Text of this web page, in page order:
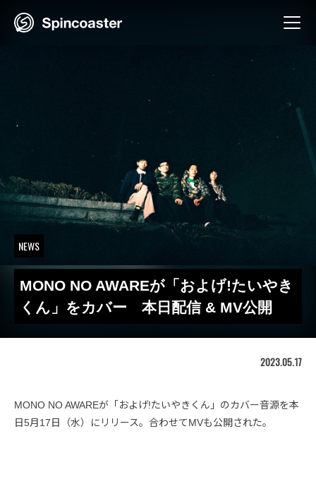
NEWS
MONO NO AWAREが「およげ!たいやき
くん」をカバー 本日配信 & MV公開
2023.05.17
MONO NO AWAREが「およげ!たいやきくん」のカバー音源を本
日5月17日（水）にリリース。合わせてMVも公開された。